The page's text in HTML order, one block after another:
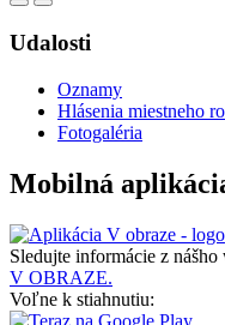
Udalosti
Oznamy
Hlásenia miestneho
Fotogaléria
Mobilná
Sledujte informácie z nášho
V OBRAZE.
Voľne k stiahnutiu: